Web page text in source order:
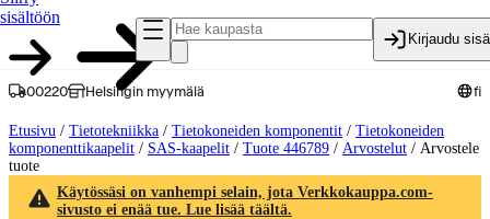
sisältöön
Kirjaudu
00220 Helsingin myymälä fi
Etusivu / Tietotekniikka / Tietokoneiden komponentit / Tietokoneiden
komponenttikaapelit / SAS-kaapelit / Tuote 446789 / Arvostelut / Arvostele
tuote
Käytössäsi on vanhempi selain, jota Verkkokauppa.com-
sivusto ei enää tue. Lue lisää täältä.